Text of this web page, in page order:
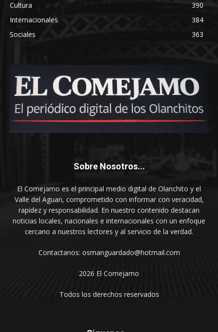
Cultura
390
Internacionales
384
Sociales
363
Sobre Nosotros...
El Comejamo es el principal medio digital de Olanchito y el
Valle del Aguan, comprometido con informar con veracidad,
rapidez y responsabilidad. En nuestro contenido destacan
noticias locales, nacionales e internacionales con un enfoque
cercano a nuestros lectores y al servicio de la verdad.
Contactanos: osmanguardado@hotmail.com
2026 El Comejamo
Todos los derechos reservados